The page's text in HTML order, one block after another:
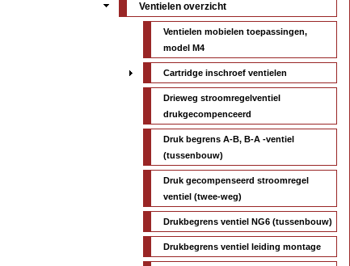
Ventielen overzicht
Ventielen mobielen toepassingen,
model M4
Cartridge inschroef ventielen
Drieweg stroomregelventiel
drukgecompenceerd
Druk begrens A-B, B-A -ventiel
(tussenbouw)
Druk gecompenseerd stroomregel
ventiel (twee-weg)
Drukbegrens ventiel NG6 (tussenbouw)
Drukbegrens ventiel leiding montage